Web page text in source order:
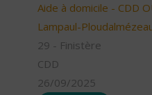
Aide à domicile - CDD
Lampaul-
29 - Finistère
CDD
26/09/2025